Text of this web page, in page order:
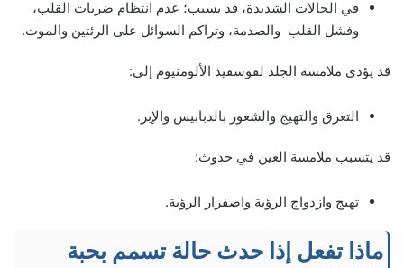
في الحالات الشديدة، قد يسبب؛ عدم انتظام ضربات القلب،
وفشل القلب والصدمة، وتراكم السوائل على الرئتين والموت.
قد يؤدي ملامسة الجلد لفوسفيد الألومنيوم إلى:
التعرق والتهيج والشعور بالدبابيس والإبر.
قد يتسبب ملامسة العين في حدوث:
تهيج وازدواج الرؤية واصفرار الرؤية.
ماذا تفعل إذا حدث حالة تسمم بحبة